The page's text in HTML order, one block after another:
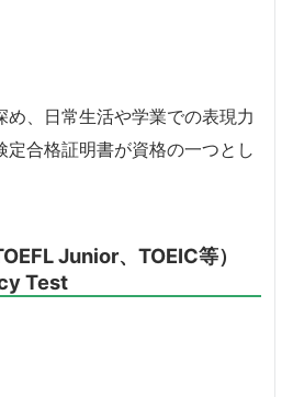
め、日常生活や学業での表現力
定合格証明書が資格の一つとし
Junior、TOEIC等）
Test